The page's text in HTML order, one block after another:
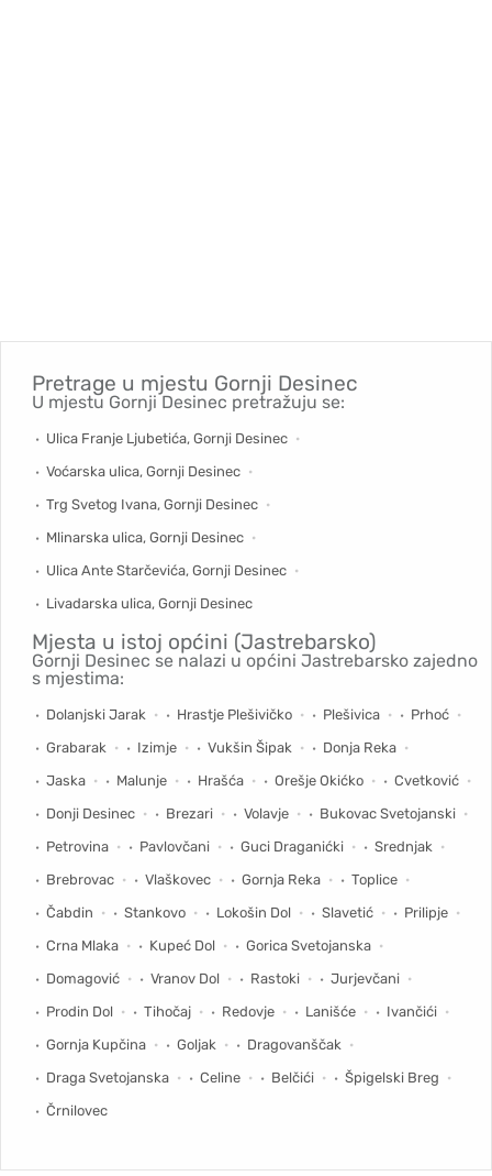
Pretrage u mjestu Gornji Desinec
U mjestu Gornji Desinec pretražuju se:
Ulica Franje Ljubetića, Gornji Desinec
Voćarska ulica, Gornji Desinec
Trg Svetog Ivana, Gornji Desinec
Mlinarska ulica, Gornji Desinec
Ulica Ante Starčevića, Gornji Desinec
Livadarska ulica, Gornji Desinec
Mjesta u istoj općini (Jastrebarsko)
Gornji Desinec se nalazi u općini Jastrebarsko zajedno
s mjestima:
Dolanjski Jarak Hrastje Plešivičko Plešivica
Prhoć
Grabarak
Izimje Vukšin Šipak
Donja Reka
Jaska
Malunje Hrašća Orešje Okićko
Cvetković
Donji Desinec
Brezari Volavje
Bukovac Svetojanski
Petrovina
Pavlovčani Guci Draganićki
Srednjak
Brebrovac
Vlaškovec Gornja Reka
Toplice
Čabdin
Stankovo Lokošin Dol Slavetić
Prilipje
Crna Mlaka
Kupeć Dol
Gorica Svetojanska
Domagović
Vranov Dol Rastoki
Jurjevčani
Prodin Dol
Tihočaj Redovje Lanišće
Ivančići
Gornja Kupčina
Goljak
Dragovanščak
Draga Svetojanska
Celine Belčići
Špigelski Breg
Črnilovec